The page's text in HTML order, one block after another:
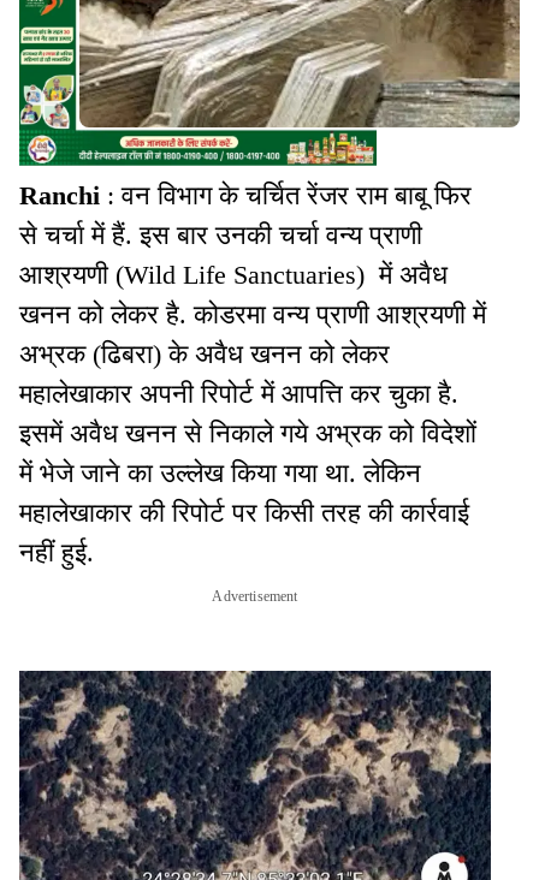
Ranchi : वन विभाग के चर्चित रेंजर राम बाबू फिर
से चर्चा में हैं. इस बार उनकी चर्चा वन्य प्राणी
आश्रयणी (Wild Life Sanctuaries) में अवैध
खनन को लेकर है. कोडरमा वन्य प्राणी आश्रयणी में
अभ्रक (ढिबरा) के अवैध खनन को लेकर
महालेखाकार अपनी रिपोर्ट में आपत्ति कर चुका है.
इसमें अवैध खनन से निकाले गये अभ्रक को विदेशों
में भेजे जाने का उल्लेख किया गया था. लेकिन
महालेखाकार की रिपोर्ट पर किसी तरह की कार्रवाई
नहीं हुई.
Advertisement